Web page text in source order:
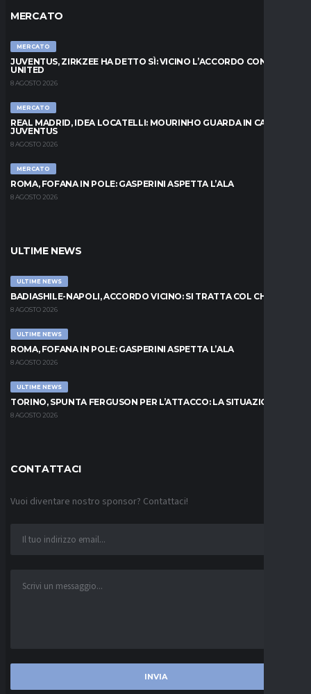
MERCATO
MERCATO
JUVENTUS, ZIRKZEE HA DETTO SÌ: VICINO L’ACCORDO CON LO
UNITED
8 AGOSTO 2026
MERCATO
REAL MADRID, IDEA LOCATELLI: MOURINHO GUARDA IN CASA
JUVENTUS
8 AGOSTO 2026
MERCATO
ROMA, FOFANA IN POLE: GASPERINI ASPETTA L’ALA
8 AGOSTO 2026
ULTIME NEWS
ULTIME NEWS
BADIASHILE-NAPOLI, ACCORDO VICINO: SI TRATTA COL CHELSEA
8 AGOSTO 2026
ULTIME NEWS
ROMA, FOFANA IN POLE: GASPERINI ASPETTA L’ALA
8 AGOSTO 2026
ULTIME NEWS
TORINO, SPUNTA FERGUSON PER L’ATTACCO: LA SITUAZIONE
8 AGOSTO 2026
CONTATTACI
Vuoi diventare nostro sponsor? Contattaci!